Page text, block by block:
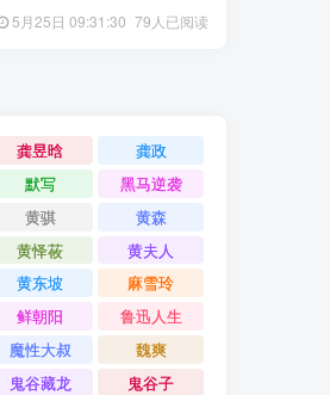
5月25日 09:31:30 79人已阅读
龚昱晗
龚政
默写
黑马逆袭
黄骐
黄森
黄怿莜
黄夫人
黄东坡
麻雪玲
鲜朝阳
鲁迅人生
魔性大叔
魏爽
鬼谷藏龙
鬼谷子